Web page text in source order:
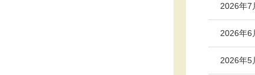
2026年7
2026年6
2026年5